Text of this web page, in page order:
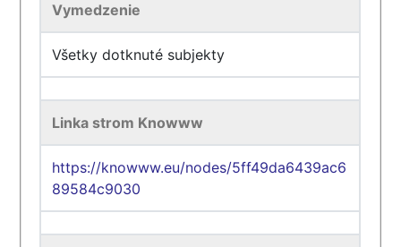
Vymedzenie
Všetky dotknuté subjekty
Linka strom Knowww
https://knowww.eu/nodes/5ff49da6439ac6
89584c9030